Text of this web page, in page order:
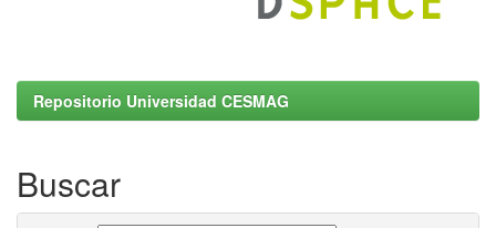
Repositorio Universidad CESMAG
Buscar